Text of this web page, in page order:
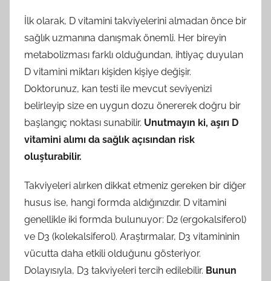
İlk olarak, D vitamini takviyelerini almadan önce bir
sağlık uzmanına danışmak önemli. Her bireyin
metabolizması farklı olduğundan, ihtiyaç duyulan
D vitamini miktarı kişiden kişiye değişir.
Doktorunuz, kan testi ile mevcut seviyenizi
belirleyip size en uygun dozu önererek doğru bir
başlangıç noktası sunabilir. Unutmayın ki, aşırı D
vitamini alımı da sağlık açısından risk
oluşturabilir.
Takviyeleri alırken dikkat etmeniz gereken bir diğer
husus ise, hangi formda aldığınızdır. D vitamini
genellikle iki formda bulunuyor: D2 (ergokalsiferol)
ve D3 (kolekalsiferol). Araştırmalar, D3 vitamininin
vücutta daha etkili olduğunu gösteriyor.
Dolayısıyla, D3 takviyeleri tercih edilebilir. Bunun